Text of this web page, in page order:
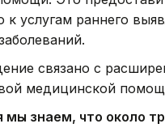
к услугам раннего
связано с
медицинской
знаем, что около